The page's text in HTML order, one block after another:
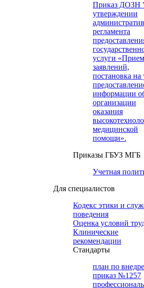
Приказ ДОЗН
утверждении
регламента
услуги «Прием
заявлений,
постановка на
информации
организации
оказания
медицинской
помощи».
Приказы ГБУЗ МГБ
Учетная
Для специалистов
Кодекс этики и
поведения
Оценка условий
Клинические
рекомендации
Cтандарты
план по
приказ №1257